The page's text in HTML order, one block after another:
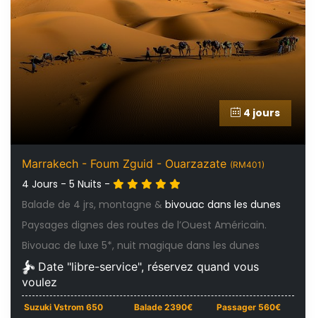
4 jours
Marrakech - Foum Zguid - Ouarzazate (RM401)
4 Jours - 5 Nuits -
Balade de 4 jrs, montagne & bivouac dans les dunes
Paysages dignes des routes de l’Ouest Américain.
Bivouac de luxe 5*, nuit magique dans les dunes
Date "libre-service", réservez quand vous
voulez
Suzuki Vstrom 650 Balade 2390€
Passager 560€